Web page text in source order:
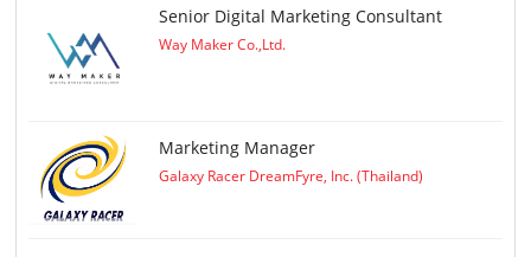
Senior Digital Marketing Consultant
Way Maker Co.,Ltd.
Marketing Manager
Galaxy Racer DreamFyre, Inc. (Thailand)